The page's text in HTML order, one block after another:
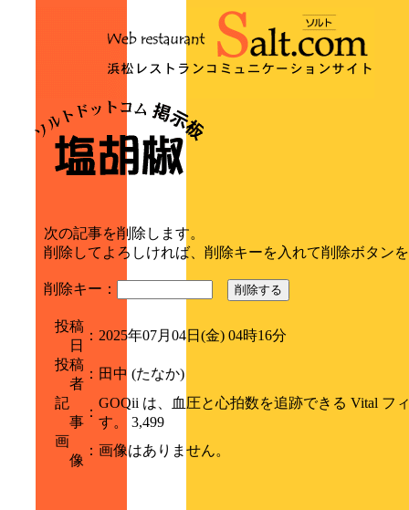
次の記事を削除します。
削除してよろしければ、削除キーを入れて削除ボタン
削除キー： 削除する
投稿
日
： 2025年07月04日(金) 04時16分
投稿
者
： 田中 (たなか)
記
事
：
GOQii は、血圧と心拍数を追跡できる Vital フ
す。 3,499
画
像
： 画像はありません。